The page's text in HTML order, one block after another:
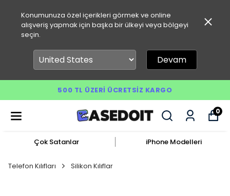
Konumunuza özel içerikleri görmek ve online
alışveriş yapmak için başka bir ülkeyi veya bölgeyi
seçin.
Devam
500 TL ÜZERI ÜCRETSIZ KARGO
0
Çok Satanlar iPhone Modelleri
Telefon Kılıfları Silikon Kılıflar